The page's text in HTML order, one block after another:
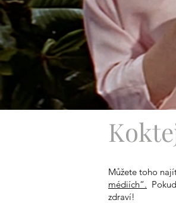
Můžete toho
médiích“.
zdraví!